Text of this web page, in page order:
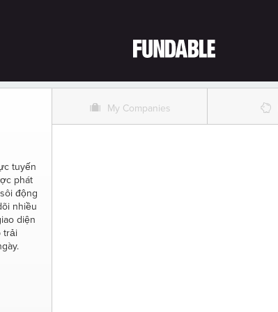
tuyến
phát
động
nhiều
diện
trải
O My Companies %